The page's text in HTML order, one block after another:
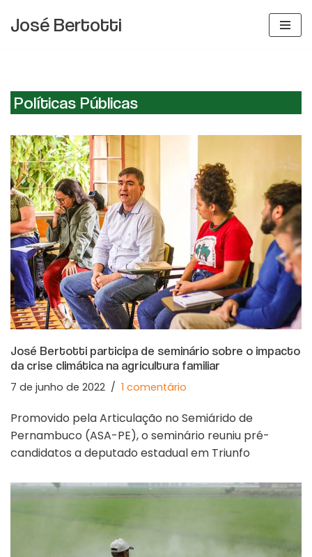
conteúdo
José Bertotti
Políticas Públicas
José Bertotti participa de seminário sobre o impacto
da crise climática na agricultura familiar
7 de junho de 2022 1 comentário
Promovido pela Articulação no Semiárido de
Pernambuco (ASA-PE), o seminário reuniu pré-
candidatos a deputado estadual em Triunfo